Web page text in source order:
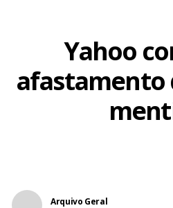
Yahoo
afastamento
Arquivo Geral